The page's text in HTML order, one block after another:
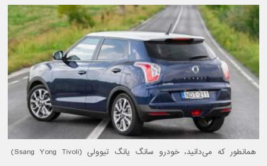
همانطور که می‌دانید، خودرو سانگ یانگ تیوولی (Ssang Yong Tivoli)